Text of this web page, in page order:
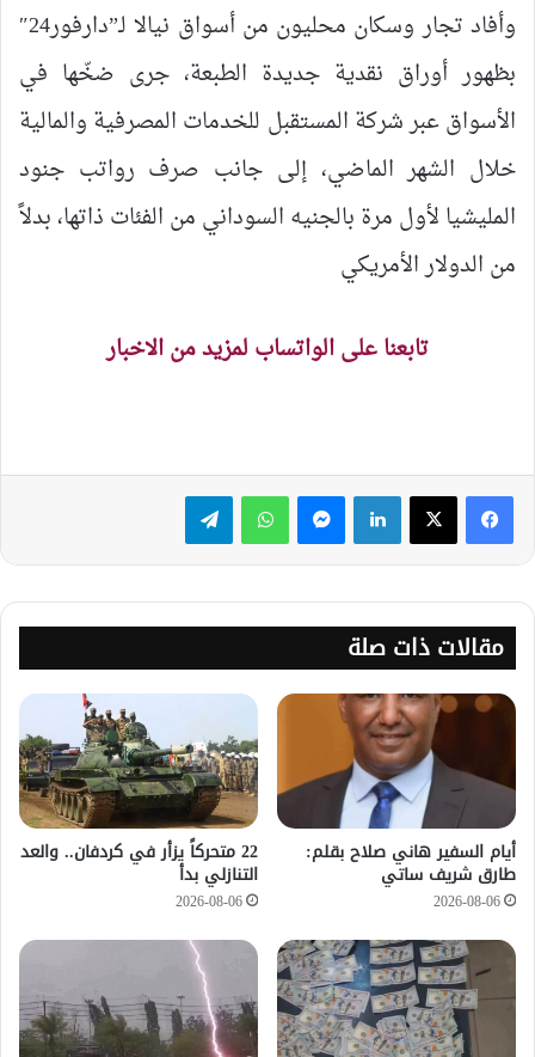
وأفاد تجار وسكان محليون من أسواق نيالا لـ”دارفور24″
بظهور أوراق نقدية جديدة الطبعة، جرى ضخّها في
الأسواق عبر شركة المستقبل للخدمات المصرفية والمالية
خلال الشهر الماضي، إلى جانب صرف رواتب جنود
المليشيا لأول مرة بالجنيه السوداني من الفئات ذاتها، بدلاً
من الدولار الأمريكي
تابعنا على الواتساب لمزيد من الاخبار
لينكدإن ماسنجر واتساب تيلقرام
مقالات ذات صلة
أيام السفير هاني صلاح بقلم:
طارق شريف ساتي
2026-08-06
22 متحركاً يزأر في كردفان.. والعد
التنازلي بدأ
2026-08-06